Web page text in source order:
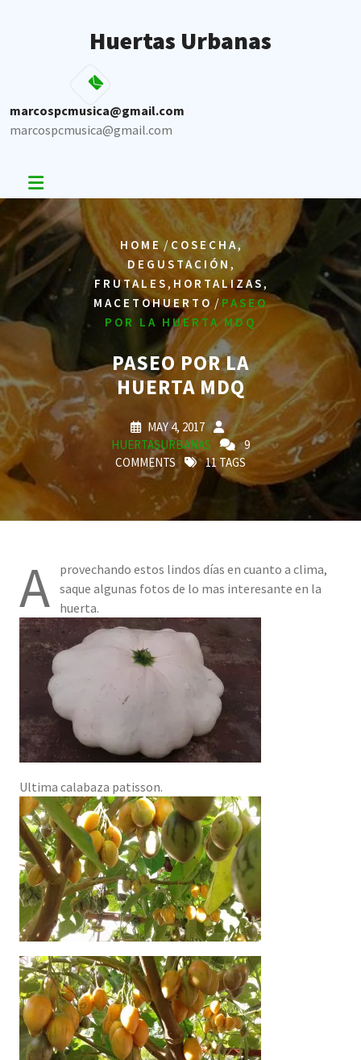
Huertas Urbanas
marcospcmusica@gmail.com
marcospcmusica@gmail.com
HOME/COSECHA,
DEGUSTACIÓN ,
FRUTALES, HORTALIZAS,
MACETOHUERTO / PASEO
POR LA HUERTA MDQ
PASEO POR LA
HUERTA MDQ
MAY 4, 2017
HUERTASURBANAS
9
COMMENTS
11 TAGS
A
provechando estos lindos días en cuanto a clima,
saque algunas fotos de lo mas interesante en la
huerta.
Ultima calabaza patisson.